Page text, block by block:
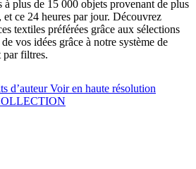
à plus de 15 000 objets provenant de plus
ce 24 heures par jour. Découvrez
textiles préférées grâce aux sélections
vos idées grâce à notre système de
par filtres.
d’auteurVoir en haute résolution